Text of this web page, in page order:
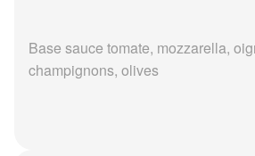
Base sauce tomate, mozzarella,
champignons, olives